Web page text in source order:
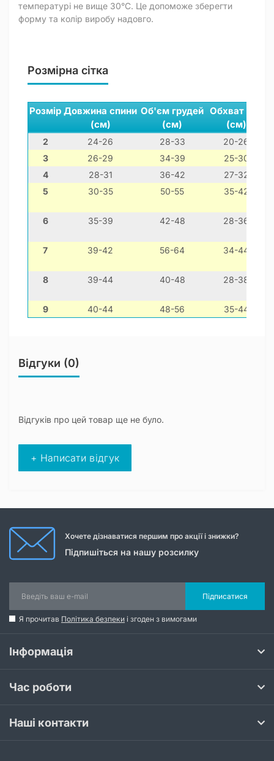
температурі не вище 30°C. Це допоможе зберегти
форму та колір виробу надовго.
Розмірна сітка
Розмір Довжина спини
(см)
Об'єм грудей
(см)
Обхват шиї
(см)
2 24-26 28-33
20-26
3
26-29 34-39 25-30
4
28-31 36-42
27-32
5
30-35 50-55 35-42
6 35-39 42-48 28-36
7 39-42 56-64 34-44
8 39-44 40-48 28-38
9 40-44 48-56 35-44
Відгуки (0)
Відгуків про цей товар ще не було.
+ Написати відгук
Хочете дізнаватися першим про акції і знижки?
Підпишіться на нашу розсилку
Підписатися
Я прочитав Політика безпеки і згоден з вимогами
Інформація
Час роботи
Наші контакти